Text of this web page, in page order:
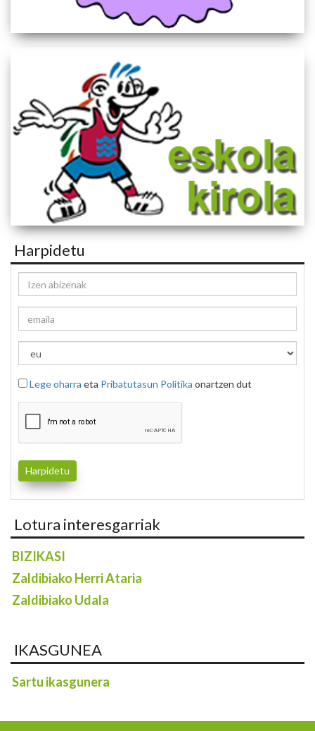
Harpidetu
Lege oharra eta Pribatutasun Politika onartzen dut
Lotura interesgarriak
BIZIKASI
Zaldibiako Herri Ataria
Zaldibiako Udala
IKASGUNEA
Sartu ikasgunera